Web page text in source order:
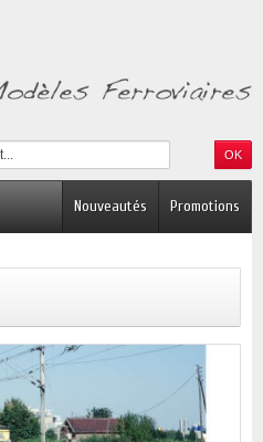
Promotions
Nouveautés